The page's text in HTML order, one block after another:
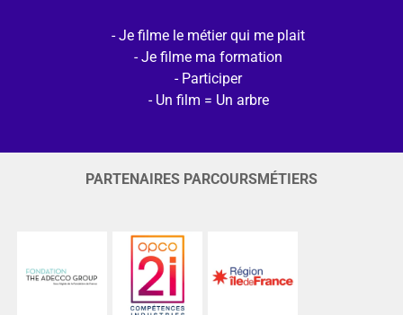
Je filme le métier qui me plait
Je filme ma formation
Participer
Un film = Un arbre
PARTENAIRES PARCOURSMÉTIERS